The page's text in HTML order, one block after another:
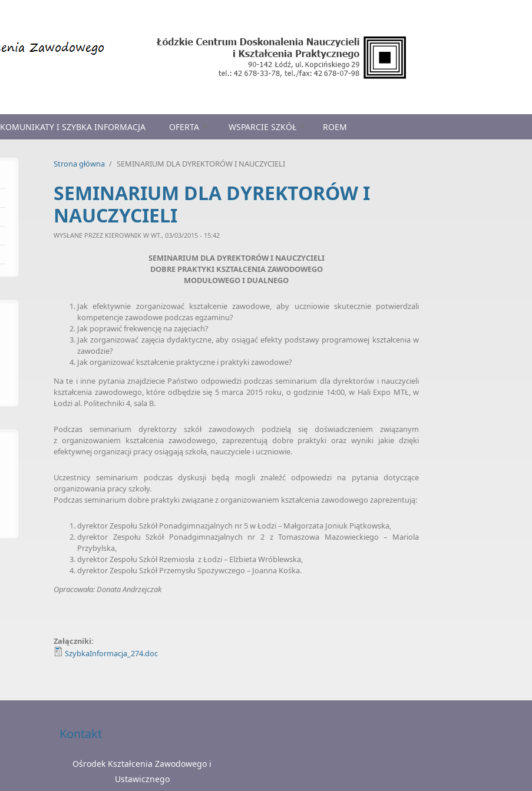
KOMUNIKATY I SZYBKA INFORMACJA OFERTA WSPARCIE SZKÓŁ ROEM
Strona główna / SEMINARIUM DLA DYREKTORÓW I NAUCZYCIELI
SEMINARIUM DLA DYREKTORÓW I
NAUCZYCIELI
WYSŁANE PRZEZ KIEROWNIK W WT., 03/03/2015 - 15:42
SEMINARIUM DLA DYREKTORÓW I NAUCZYCIELI
DOBRE PRAKTYKI KSZTAŁCENIA ZAWODOWEGO
MODUŁOWEGO I DUALNEGO
Jak efektywnie zorganizować kształcenie zawodowe, aby uczniowie skutecznie potwierdzali
kompetencje zawodowe podczas egzaminu?
Jak poprawić frekwencję na zajęciach?
Jak zorganizować zajęcia dydaktyczne, aby osiągać efekty podstawy programowej kształcenia w
zawodzie?
Jak organizować kształcenie praktyczne i praktyki zawodowe?
Na te i inne pytania znajdziecie Państwo odpowiedzi podczas seminarium dla dyrektorów i nauczycieli
kształcenia zawodowego, które odbędzie się 5 marca 2015 roku, o godzinie 14:00, w Hali Expo MTŁ, w
Łodzi al. Politechniki 4, sala B.
Podczas seminarium dyrektorzy szkół zawodowych podzielą się doświadczeniem związanym
z organizowaniem kształcenia zawodowego, zaprezentują dobre praktyki oraz wyniki jakie dzięki
efektywnej organizacji pracy osiągają szkoła, nauczyciele i uczniowie.
Uczestnicy seminarium podczas dyskusji będą mogli znaleźć odpowiedzi na pytania dotyczące
organizowania pracy szkoły.
Podczas seminarium dobre praktyki związane z organizowaniem kształcenia zawodowego zaprezentują:
dyrektor Zespołu Szkół Ponadgimnazjalnych nr 5 w Łodzi – Małgorzata Joniuk Piątkowska,
dyrektor Zespołu Szkół Ponadgimnazjalnych nr 2 z Tomaszowa Mazowieckiego – Mariola
Przybylska,
dyrektor Zespołu Szkół Rzemiosła z Łodzi – Elżbieta Wróblewska,
dyrektor Zespołu Szkół Przemysłu Spożywczego – Joanna Kośka.
Opracowała: Donata Andrzejczak
Załączniki:
SzybkaInformacja_274.doc
Kontakt
Ośrodek Kształcenia Zawodowego i
Ustawicznego